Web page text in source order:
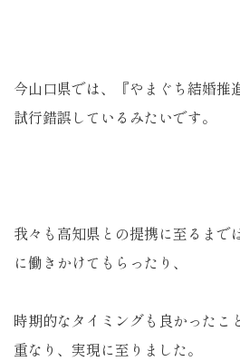
今山口県では、『やまぐち結婚推
試行錯誤しているみたいです。
我々も高知県との提携に至るまで
に働きかけてもらったり、
時期的なタイミングも良かったこ
重なり、実現に至りました。